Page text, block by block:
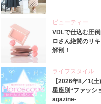
ビューティー
VDLで仕込む圧
ロさん絶賛のリ
解剖！
ライフスタイル
【2026年8／1(
星座別“ファッシ
agazine-